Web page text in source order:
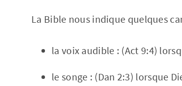
La Bible nous indique quelques
la voix audible : (Act 9:4)
le songe : (Dan 2:3) lorsque